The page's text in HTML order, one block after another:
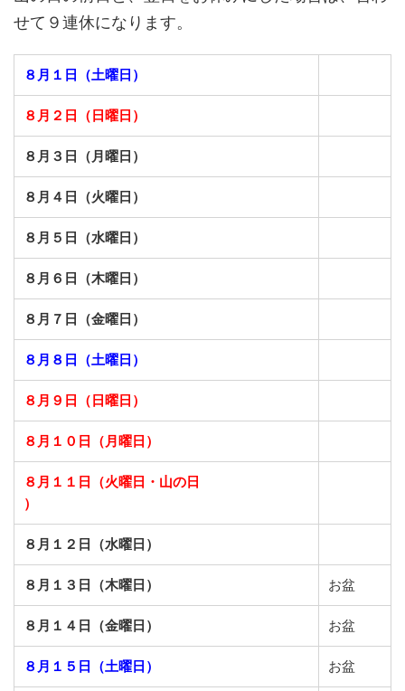
せて９連休になります。
８月１日（土曜日）
８月２日（日曜日）
８月３日（月曜日）
８月４日（火曜日）
８月５日（水曜日）
８月６日（木曜日）
８月７日（金曜日）
８月８日（土曜日）
８月９日（日曜日）
８月１０日（月曜日）
８月１１日（火曜日・山の日
）
８月１２日（水曜日）
８月１３日（木曜日） お盆
８月１４日（金曜日） お盆
８月１５日（土曜日） お盆